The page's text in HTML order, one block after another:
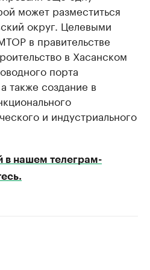
может разместиться
округ. Целевыми
в правительстве
в Хасанском
порта
также создание в
и индустриального
в нашем телеграм-